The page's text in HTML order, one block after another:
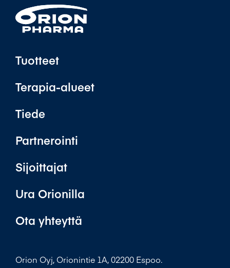
Tuotteet
Terapia-alueet
Tiede
Partnerointi
Sijoittajat
Ura Orionilla
Ota yhteyttä
Orion Oyj, Orionintie 1A, 02200 Espoo.